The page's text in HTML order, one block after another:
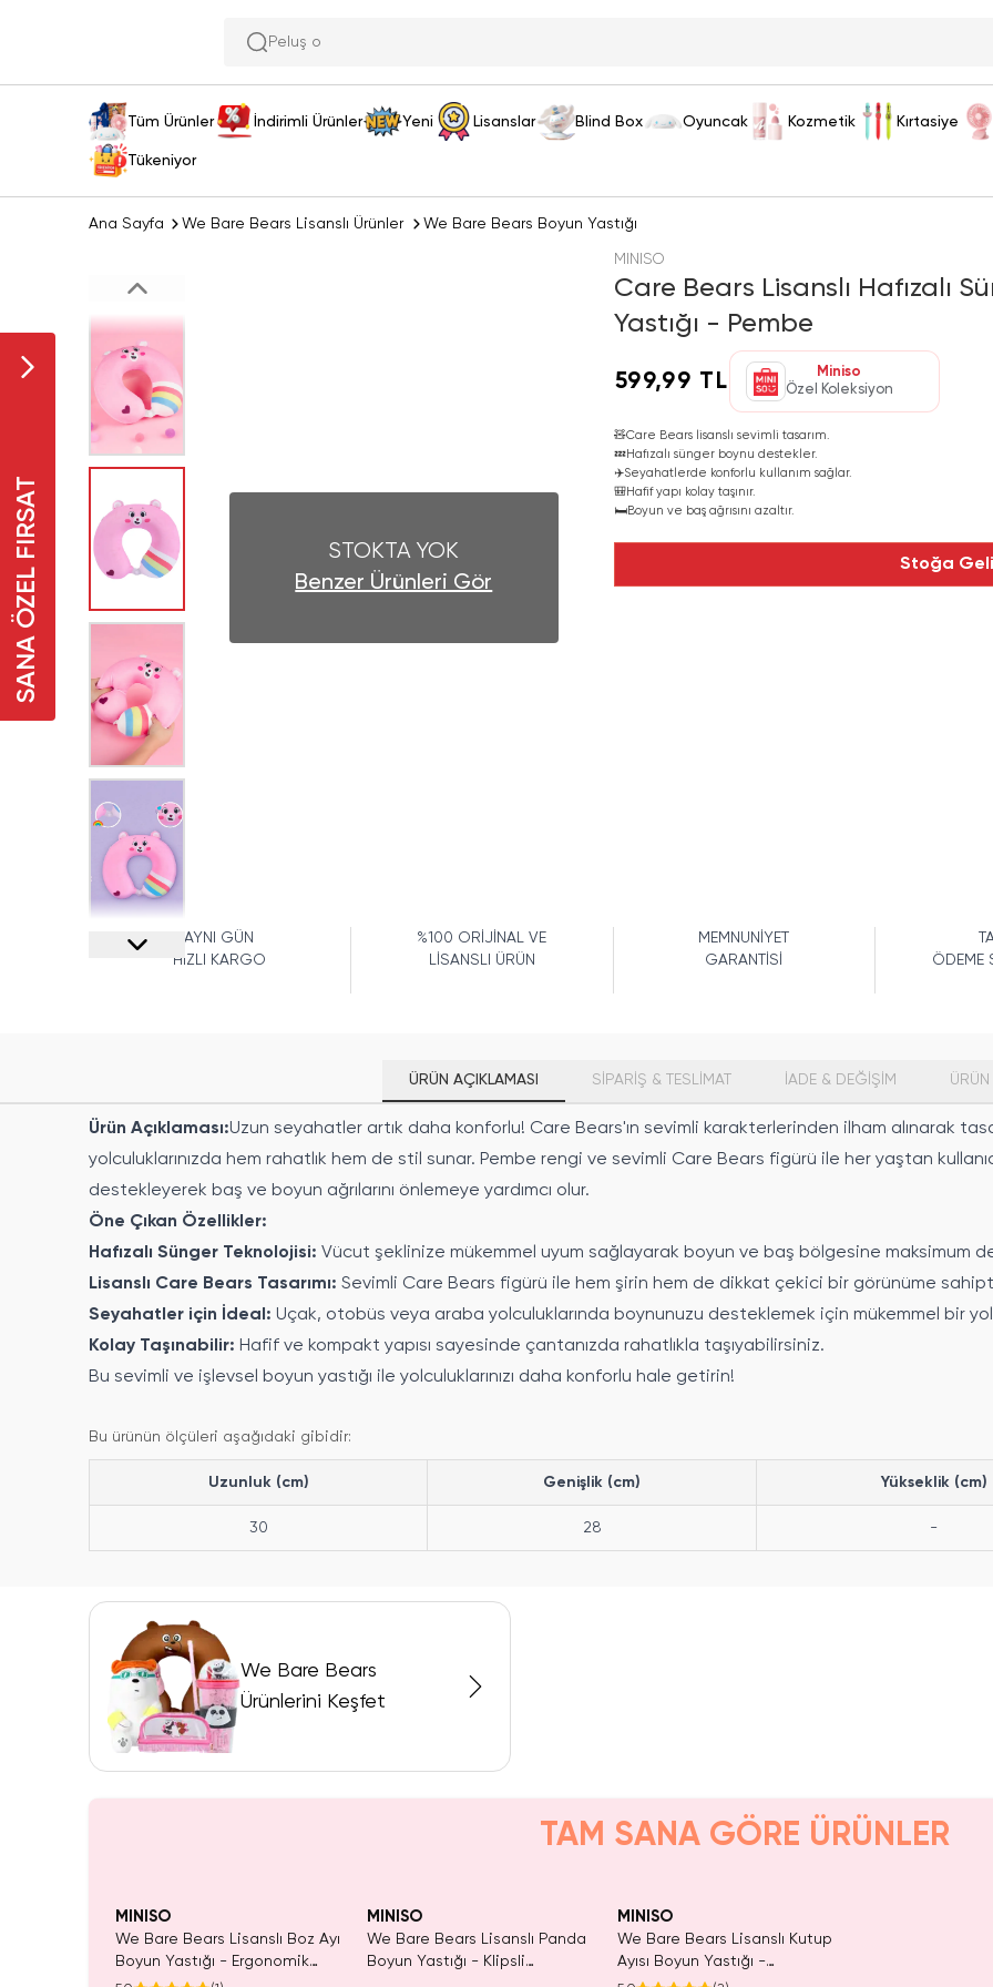
Peluş oyuncak ar
Tüm Ürünler İndirimli Ürünler Yeni Lisanslar Blind Box Oyuncak Kozmetik Kırtasiye
Tükeniyor
SANA ÖZEL FIRSAT
Ana Sayfa We Bare Bears Lisanslı Ürünler We Bare Bears Boyun Yastığı
STOKTA YOK
Benzer Ürünleri Gör
MINISO
Care Bears Lisanslı Hafızalı
Yastığı - Pembe
599,99 TL
Miniso
Özel Koleksiyon
🧸Care Bears lisanslı sevimli tasarım.
💤Hafızalı sünger boynu destekler.
✈️Seyahatlerde konforlu kullanım sağlar.
🎒Hafif yapı kolay taşınır.
🛏️Boyun ve baş ağrısını azaltır.
Stoğa
AYNI GÜN
HIZLI KARGO
%100 ORİJİNAL VE
LİSANSLI ÜRÜN
MEMNUNİYET
GARANTİSİ
ÖDEME
ÜRÜN AÇIKLAMASI SİPARİŞ & TESLİMAT İADE & DEĞİŞİM
Ürün Açıklaması:Uzun seyahatler artık daha konforlu! Care Bears'ın sevimli karakterlerinden ilham alınarak
yolculuklarınızda hem rahatlık hem de stil sunar. Pembe rengi ve sevimli Care Bears figürü ile her yaştan
destekleyerek baş ve boyun ağrılarını önlemeye yardımcı olur.
Öne Çıkan Özellikler:
Hafızalı Sünger Teknolojisi: Vücut şeklinize mükemmel uyum sağlayarak boyun ve baş bölgesine maksimum
Lisanslı Care Bears Tasarımı: Sevimli Care Bears figürü ile hem şirin hem de dikkat çekici bir görünüme
Seyahatler için İdeal: Uçak, otobüs veya araba yolculuklarında boynunuzu desteklemek için mükemmel bir yol
Kolay Taşınabilir: Hafif ve kompakt yapısı sayesinde çantanızda rahatlıkla taşıyabilirsiniz.
Bu sevimli ve işlevsel boyun yastığı ile yolculuklarınızı daha konforlu hale getirin!
Bu ürünün ölçüleri aşağıdaki gibidir:
Uzunluk (cm) Genişlik (cm) Yükseklik (cm)
30 28 -
We Bare Bears
Ürünlerini Keşfet
TAM SANA GÖRE ÜRÜNLER
MINISO
We Bare Bears Lisanslı Boz Ayı
Boyun Yastığı - Ergonomik
Destekli Yumuşak Dokulu
MINISO
We Bare Bears Lisanslı Panda
Boyun Yastığı - Klipsli
MINISO
We Bare Bears Lisanslı Kutup
Ayısı Boyun Yastığı -
Ergonomik Destekli Yumuşak